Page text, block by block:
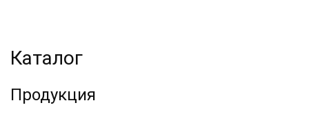
Каталог
Продукция